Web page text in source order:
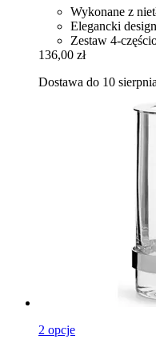
Wykonane z
Elegancki design
Zestaw 4-
136,00 zł
Dostawa do 10 sierpnia
2 opcje